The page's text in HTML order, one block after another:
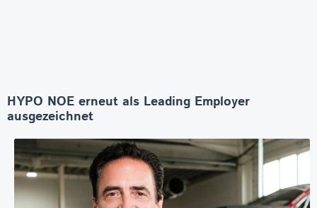
HYPO NOE erneut als Leading Employer
ausgezeichnet